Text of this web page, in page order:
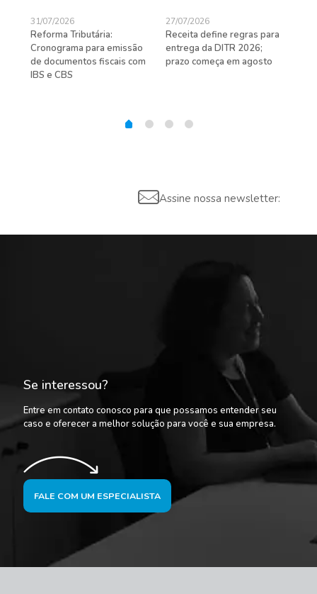
31/07/2026
Reforma Tributária:
Cronograma para emissão
de documentos fiscais com
IBS e CBS
27/07/2026
Receita define regras para
entrega da DITR 2026;
prazo começa em agosto
Assine nossa newsletter:
Se interessou?
Entre em contato conosco para que possamos entender seu
caso e oferecer a melhor solução para você e sua empresa.
FALE COM UM ESPECIALISTA